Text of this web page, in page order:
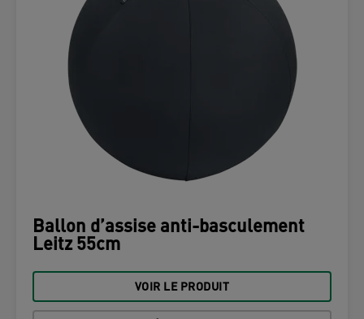
Ballon d’assise anti-basculement
Leitz 55cm
VOIR LE PRODUIT